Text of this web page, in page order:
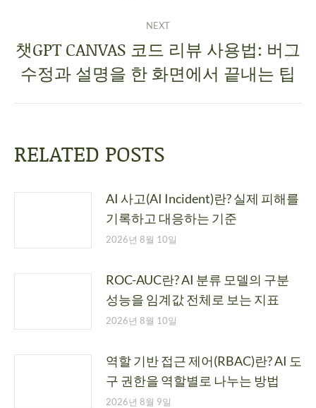
NEXT
챗GPT CANVAS 코드 리뷰 사용법: 버그
수정과 설명을 한 화면에서 끝내는 팁
RELATED POSTS
AI 사고(AI Incident)란? 실제 피해를
기록하고 대응하는 기준
2026년 8월 10일
ROC-AUC란? AI 분류 모델의 구분
성능을 임계값 전체로 보는 지표
2026년 8월 10일
역할 기반 접근 제어(RBAC)란? AI 도
구 권한을 역할별로 나누는 방법
2026년 8월 9일